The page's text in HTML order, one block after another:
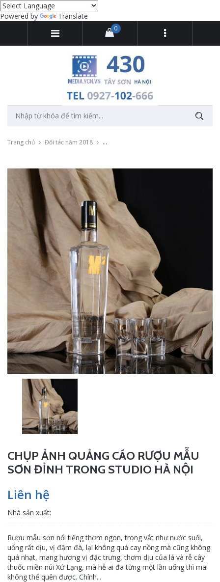
Powered by Translate
0
Trang chủ Đối tác năm 2018 Chụp ảnh quảng cáo rượu Mẫu Sơn Đỉnh
CHỤP ẢNH QUẢNG CÁO RƯỢU MẪU
SƠN ĐỈNH TRONG STUDIO HÀ NỘI
Liên hệ
Nhà sản xuất:
Rượu mẫu sơn nổi tiếng thơm ngon, trong vắt như nước suối,
uống rất dịu, vị đậm đà, lại không quá cay nồng mà cũng không
quá nhạt, mang hương vị đặc trưng, thơm dịu của lá và rễ cây
thuốc miền núi Xứ Lạng, mà hễ ai đã từng một lần uống thì mãi
không thể quên được. Chính...